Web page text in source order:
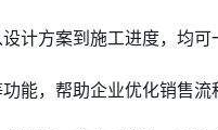
计方案到施工进度，均可
能，帮助企业优化销售流